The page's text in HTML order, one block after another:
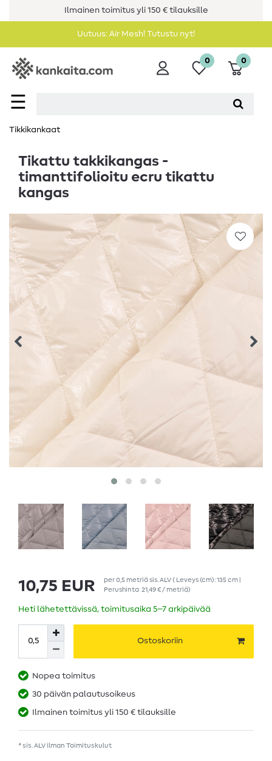
Ilmainen toimitus yli 150 € tilauksille
Uutuus: Air Mesh! Tutustu nyt!
☰
0 0
Tikkikankaat
Tikattu takkikangas -
timanttifolioitu ecru tikattu
kangas
10,75 EUR per0,5 metriäsis. ALV( Leveys (cm): 135 cm |
Perushinta 21,49 € / metriä)
Heti lähetettävissä, toimitusaika 5–7 arkipäivää
Ostoskoriin
Nopea toimitus
30 päivän palautusoikeus
Ilmainen toimitus yli 150 € tilauksille
* sis. ALV ilman Toimituskulut